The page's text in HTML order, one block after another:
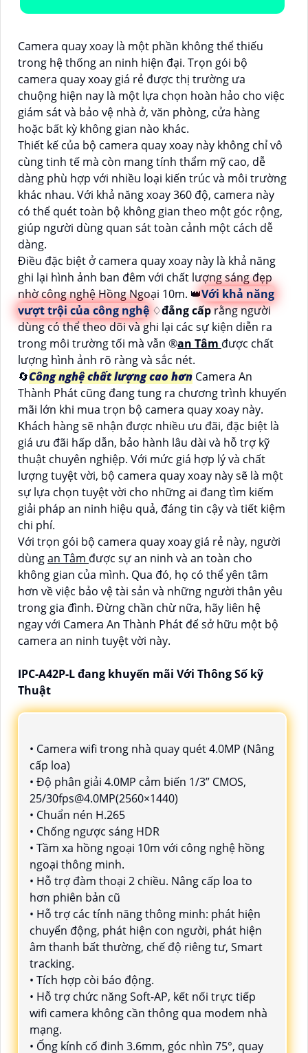
Camera quay xoay là một phần không thể thiếu
trong hệ thống an ninh hiện đại. Trọn gói bộ
camera quay xoay giá rẻ được thị trường ưa
chuộng hiện nay là một lựa chọn hoàn hảo cho việc
giám sát và bảo vệ nhà ở, văn phòng, cửa hàng
hoặc bất kỳ không gian nào khác.
Thiết kế của bộ camera quay xoay này không chỉ vô
cùng tinh tế mà còn mang tính thẩm mỹ cao, dễ
dàng phù hợp với nhiều loại kiến trúc và môi trường
khác nhau. Với khả năng xoay 360 độ, camera này
có thể quét toàn bộ không gian theo một góc rộng,
giúp người dùng quan sát toàn cảnh một cách dễ
dàng.
Điều đặc biệt ở camera quay xoay này là khả năng
ghi lại hình ảnh ban đêm với chất lượng sáng đẹp
nhờ công nghệ Hồng Ngoại 10m. 👑Với khả năng
vượt trội của công nghệ ♢đẳng cấprằng người
dùng có thể theo dõi và ghi lại các sự kiện diễn ra
trong môi trường tối mà vẫn ®️an Tâm được chất
lượng hình ảnh rõ ràng và sắc nét.
🔄Công nghệ chất lượng cao hơn Camera An
Thành Phát cũng đang tung ra chương trình khuyến
mãi lớn khi mua trọn bộ camera quay xoay này.
Khách hàng sẽ nhận được nhiều ưu đãi, đặc biệt là
giá ưu đãi hấp dẫn, bảo hành lâu dài và hỗ trợ kỹ
thuật chuyên nghiệp. Với mức giá hợp lý và chất
lượng tuyệt vời, bộ camera quay xoay này sẽ là một
sự lựa chọn tuyệt vời cho những ai đang tìm kiếm
giải pháp an ninh hiệu quả, đáng tin cậy và tiết kiệm
chi phí.
Với trọn gói bộ camera quay xoay giá rẻ này, người
dùngan Tâm được sự an ninh và an toàn cho
không gian của mình. Qua đó, họ có thể yên tâm
hơn về việc bảo vệ tài sản và những người thân yêu
trong gia đình. Đừng chần chừ nữa, hãy liên hệ
ngay với Camera An Thành Phát để sở hữu một bộ
camera an ninh tuyệt vời này.
IPC-A42P-L đang khuyến mãi Với Thông Số kỹ
Thuật
• Camera wifi trong nhà quay quét 4.0MP (Nâng
cấp loa)
• Độ phân giải 4.0MP cảm biến 1/3” CMOS,
25/30fps@4.0MP(2560×1440)
• Chuẩn nén H.265
• Chống ngược sáng HDR
• Tầm xa hồng ngoại 10m với công nghệ hồng
ngoại thông minh.
• Hỗ trợ đàm thoại 2 chiều. Nâng cấp loa to
hơn phiên bản cũ
• Hỗ trợ các tính năng thông minh: phát hiện
chuyển động, phát hiện con người, phát hiện
âm thanh bất thường, chế độ riêng tư, Smart
tracking.
• Tích hợp còi báo động.
• Hỗ trợ chức năng Soft-AP, kết nối trực tiếp
wifi camera không cần thông qua modem nhà
mạng.
• Ống kính cố đinh 3.6mm, góc nhìn 75°, quay